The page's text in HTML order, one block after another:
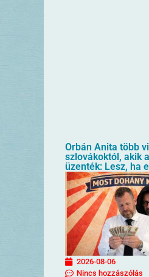
Orbán Anita több
szlovákoktól, akik
üzenték: Lesz, ha
2026-08-06
Nincs hozzászólás